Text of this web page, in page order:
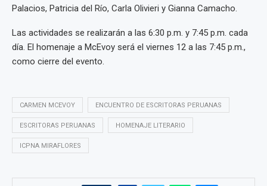
Palacios, Patricia del Río, Carla Olivieri y Gianna Camacho.
Las actividades se realizarán a las 6:30 p.m. y 7:45 p.m. cada
día. El homenaje a McEvoy será el viernes 12 a las 7:45 p.m.,
como cierre del evento.
CARMEN MCEVOY ENCUENTRO DE ESCRITORAS PERUANAS
ESCRITORAS PERUANAS HOMENAJE LITERARIO
ICPNA MIRAFLORES